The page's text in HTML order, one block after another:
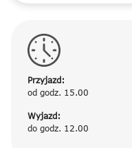
Przyjazd:
od godz. 15.00
Wyjazd:
do godz. 12.00